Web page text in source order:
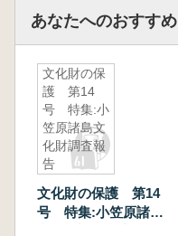
あなたへのおすすめ
文化財の保
護 第14
号 特集:小
笠原諸島文
化財調査報
告
文化財の保護 第14
号 特集:小笠原諸島